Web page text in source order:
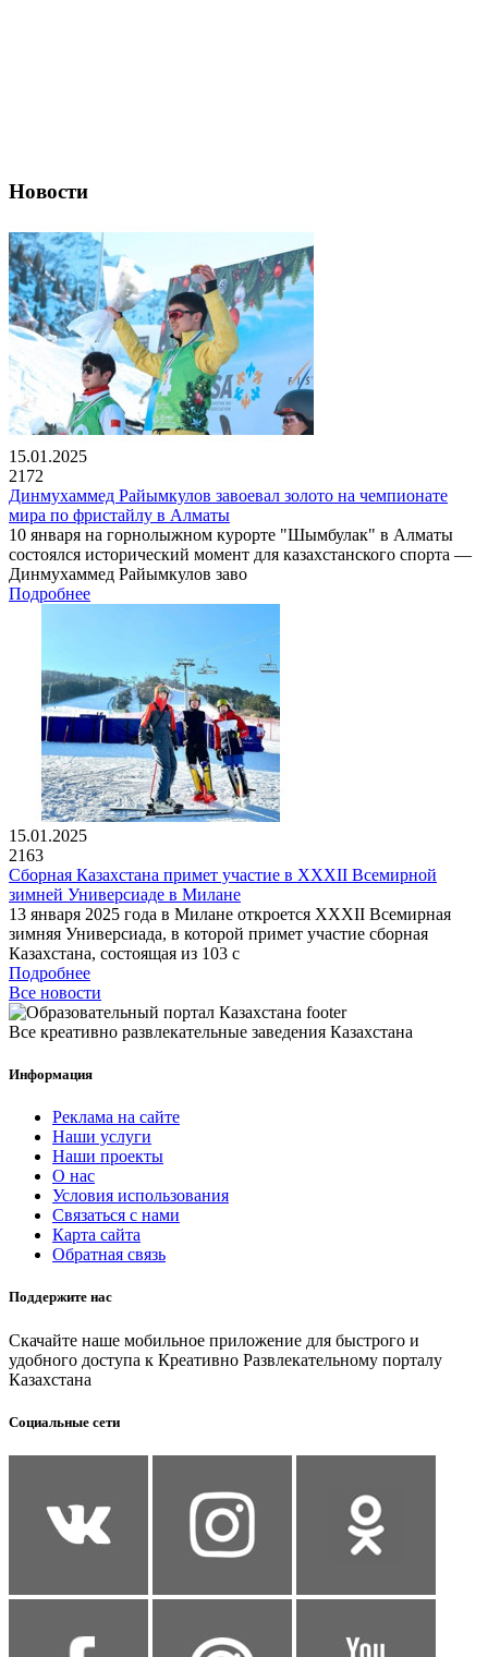
Новости
15.01.2025
2172
Динмухаммед Райымкулов завоевал золото на чемпионате
мира по фристайлу в Алматы
10 января на горнолыжном курорте "Шымбулак" в Алматы
состоялся исторический момент для казахстанского спорта —
Динмухаммед Райымкулов заво
Подробнее
15.01.2025
2163
Сборная Казахстана примет участие в XXXII Всемирной
зимней Универсиаде в Милане
13 января 2025 года в Милане откроется XXXII Всемирная
зимняя Универсиада, в которой примет участие сборная
Казахстана, состоящая из 103 с
Подробнее
Все новости
Все креативно развлекательные заведения Казахстана
Информация
Реклама на сайте
Наши услуги
Наши проекты
О нас
Условия использования
Связаться с нами
Карта сайта
Обратная связь
Поддержите нас
Скачайте наше мобильное приложение для быстрого и
удобного доступа к Креативно Развлекательному порталу
Казахстана
Социальные сети